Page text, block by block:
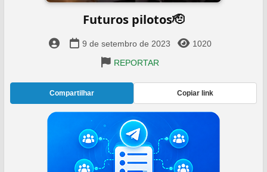
Futuros pilotos🫡️
9 de setembro de 2023
1020
REPORTAR
Compartilhar Copiar link